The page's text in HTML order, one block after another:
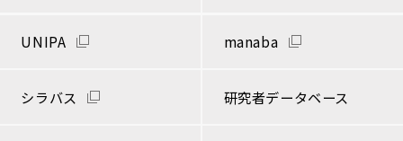
UNIPA manaba
シラバス 研究者データベース